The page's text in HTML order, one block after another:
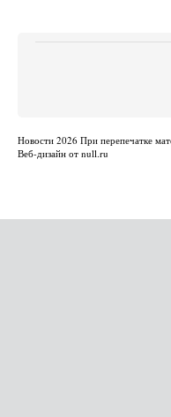
Новости 2026 При перепечатке
Веб-дизайн от null.ru